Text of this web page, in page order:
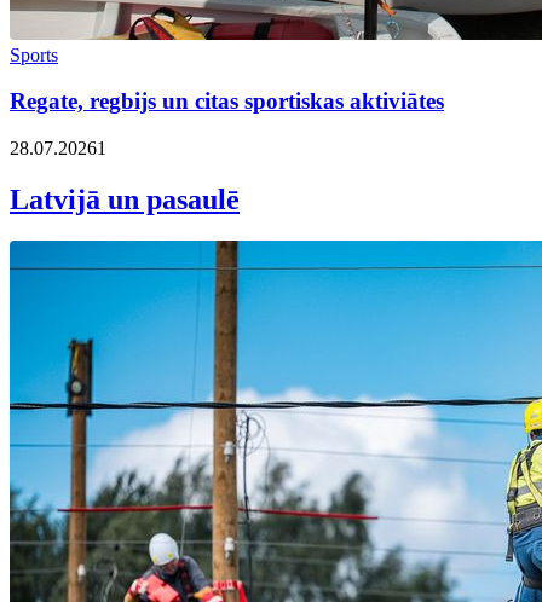
Sports
Regate, regbijs un citas sportiskas aktiviātes
28.07.20261
Latvijā un pasaulē